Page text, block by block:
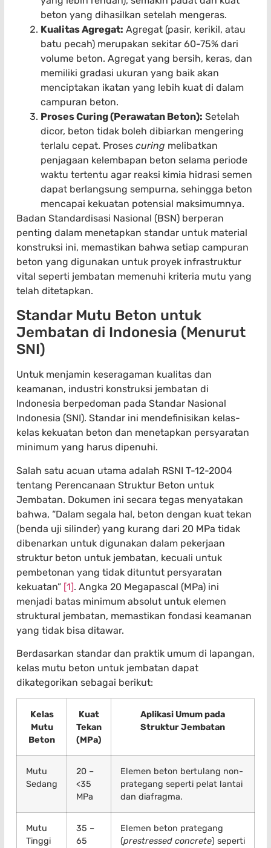
beton yang dihasilkan setelah mengeras.
Kualitas Agregat: Agregat (pasir, kerikil, atau
batu pecah) merupakan sekitar 60-75% dari
volume beton. Agregat yang bersih, keras, dan
memiliki gradasi ukuran yang baik akan
menciptakan ikatan yang lebih kuat di dalam
campuran beton.
Proses Curing (Perawatan Beton): Setelah
dicor, beton tidak boleh dibiarkan mengering
terlalu cepat. Proses curing melibatkan
penjagaan kelembapan beton selama periode
waktu tertentu agar reaksi kimia hidrasi semen
dapat berlangsung sempurna, sehingga beton
mencapai kekuatan potensial maksimumnya.
Badan Standardisasi Nasional (BSN) berperan
penting dalam menetapkan standar untuk material
konstruksi ini, memastikan bahwa setiap campuran
beton yang digunakan untuk proyek infrastruktur
vital seperti jembatan memenuhi kriteria mutu yang
telah ditetapkan.
Standar Mutu Beton untuk
Jembatan di Indonesia (Menurut
SNI)
Untuk menjamin keseragaman kualitas dan
keamanan, industri konstruksi jembatan di
Indonesia berpedoman pada Standar Nasional
Indonesia (SNI). Standar ini mendefinisikan kelas-
kelas kekuatan beton dan menetapkan persyaratan
minimum yang harus dipenuhi.
Salah satu acuan utama adalah RSNI T-12-2004
tentang Perencanaan Struktur Beton untuk
Jembatan. Dokumen ini secara tegas menyatakan
bahwa, “Dalam segala hal, beton dengan kuat tekan
(benda uji silinder) yang kurang dari 20 MPa tidak
dibenarkan untuk digunakan dalam pekerjaan
struktur beton untuk jembatan, kecuali untuk
pembetonan yang tidak dituntut persyaratan
kekuatan” [1]. Angka 20 Megapascal (MPa) ini
menjadi batas minimum absolut untuk elemen
struktural jembatan, memastikan fondasi keamanan
yang tidak bisa ditawar.
Berdasarkan standar dan praktik umum di lapangan,
kelas mutu beton untuk jembatan dapat
dikategorikan sebagai berikut:
Kelas
Mutu
Beton
Kuat
Tekan
(MPa)
Aplikasi Umum pada
Struktur Jembatan
Mutu
Sedang
20 –
<35
MPa
Elemen beton bertulang non-
prategang seperti pelat lantai
dan diafragma.
Mutu
Tinggi
35 –
65
Elemen beton prategang
(prestressed concrete) seperti